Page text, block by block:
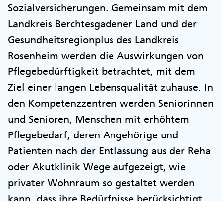
Sozialversicherungen. Gemeinsam mit dem
Landkreis Berchtesgadener Land und der
Gesundheitsregionplus des Landkreis
Rosenheim werden die Auswirkungen von
Pflegebedürftigkeit betrachtet, mit dem
Ziel einer langen Lebensqualität zuhause. In
den Kompetenzzentren werden Seniorinnen
und Senioren, Menschen mit erhöhtem
Pflegebedarf, deren Angehörige und
Patienten nach der Entlassung aus der Reha
oder Akutklinik Wege aufgezeigt, wie
privater Wohnraum so gestaltet werden
kann, dass ihre Bedürfnisse berücksichtigt